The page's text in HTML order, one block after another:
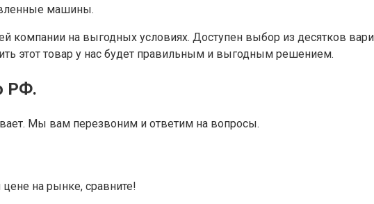
машины.
компании на выгодных условиях. Доступен выбор из десятков
этот товар у нас будет правильным и выгодным решением.
РФ.
Мы вам перезвоним и ответим на вопросы.
на рынке, сравните!